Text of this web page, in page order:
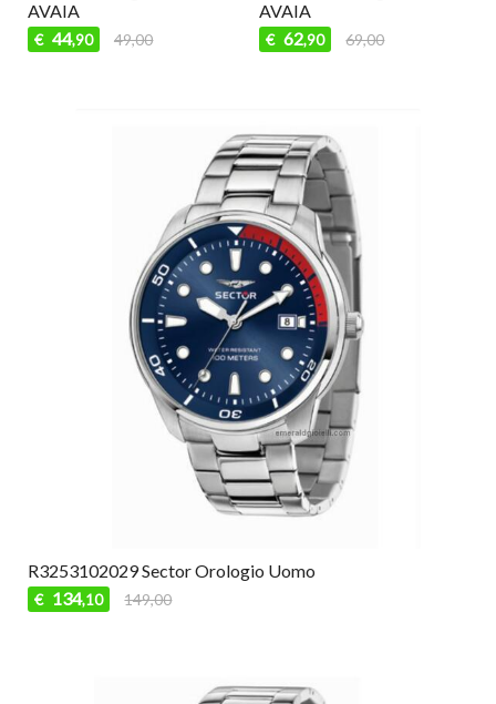
AVAIA
€ 44,90 49,00
AVAIA
€ 62,90 69,00
R3253102029 Sector Orologio Uomo
€ 134,10 149,00